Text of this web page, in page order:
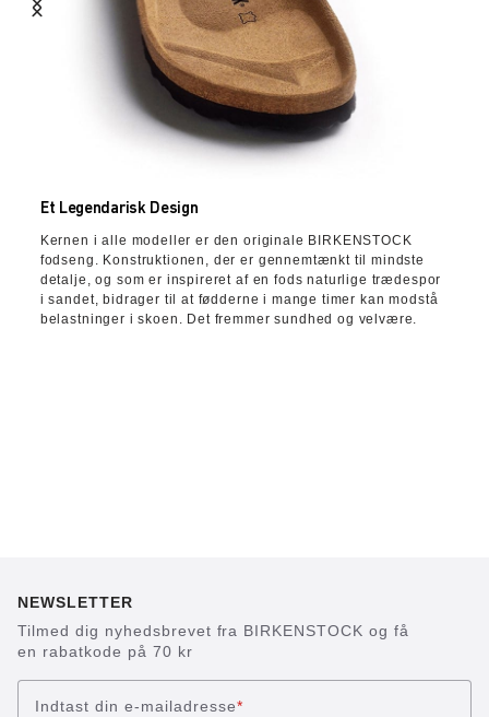
Et Legendarisk Design
Kernen i alle modeller er den originale BIRKENSTOCK
fodseng. Konstruktionen, der er gennemtænkt til mindste
detalje, og som er inspireret af en fods naturlige trædespor
i sandet, bidrager til at fødderne i mange timer kan modstå
belastninger i skoen. Det fremmer sundhed og velvære.
NEWSLETTER
Tilmed dig nyhedsbrevet fra BIRKENSTOCK og få
en rabatkode på 70 kr
Indtast din e-mailadresse*